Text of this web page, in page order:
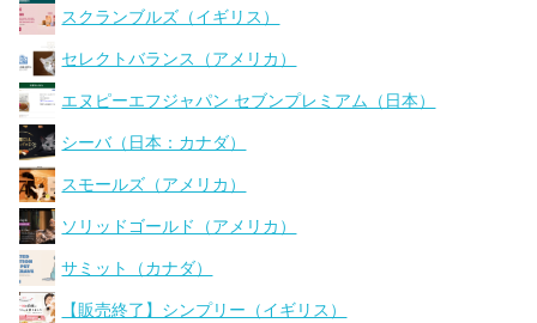
スクランブルズ（イギリス）
セレクトバランス（アメリカ）
エヌピーエフジャパン セブンプレミアム（日本）
シーバ（日本：カナダ）
スモールズ（アメリカ）
ソリッドゴールド（アメリカ）
サミット（カナダ）
【販売終了】シンプリー（イギリス）